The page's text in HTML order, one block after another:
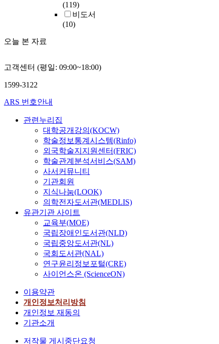
(119)
비도서
(10)
오늘 본 자료
고객센터 (평일: 09:00~18:00)
1599-3122
ARS 번호안내
관련누리집
대학공개강의(KOCW)
학술정보통계시스템(Rinfo)
외국학술지지원센터(FRIC)
학술관계분석서비스(SAM)
사서커뮤니티
기관회원
지식나눔(LOOK)
의학전자도서관(MEDLIS)
유관기관 사이트
교육부(MOE)
국립장애인도서관(NLD)
국립중앙도서관(NL)
국회도서관(NAL)
연구윤리정보포털(CRE)
사이언스온 (ScienceON)
이용약관
개인정보처리방침
개인정보 재동의
기관소개
저작물 게시중단요청